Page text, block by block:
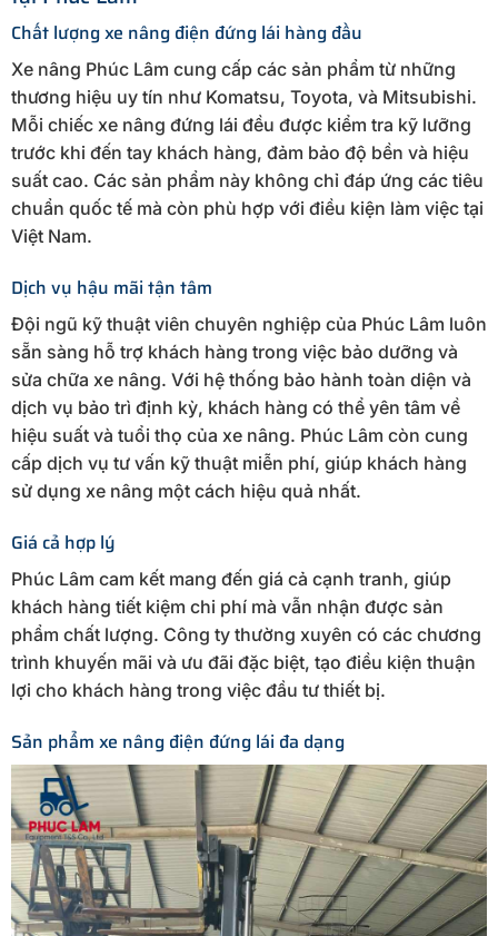
Chất lượng xe nâng điện đứng lái hàng đầu
Xe nâng Phúc Lâm cung cấp các sản phẩm từ những
thương hiệu uy tín như Komatsu, Toyota, và Mitsubishi.
Mỗi chiếc xe nâng đứng lái đều được kiểm tra kỹ lưỡng
trước khi đến tay khách hàng, đảm bảo độ bền và hiệu
suất cao. Các sản phẩm này không chỉ đáp ứng các tiêu
chuẩn quốc tế mà còn phù hợp với điều kiện làm việc tại
Việt Nam.
Dịch vụ hậu mãi tận tâm
Đội ngũ kỹ thuật viên chuyên nghiệp của Phúc Lâm luôn
sẵn sàng hỗ trợ khách hàng trong việc bảo dưỡng và
sửa chữa xe nâng. Với hệ thống bảo hành toàn diện và
dịch vụ bảo trì định kỳ, khách hàng có thể yên tâm về
hiệu suất và tuổi thọ của xe nâng. Phúc Lâm còn cung
cấp dịch vụ tư vấn kỹ thuật miễn phí, giúp khách hàng
sử dụng xe nâng một cách hiệu quả nhất.
Giá cả hợp lý
Phúc Lâm cam kết mang đến giá cả cạnh tranh, giúp
khách hàng tiết kiệm chi phí mà vẫn nhận được sản
phẩm chất lượng. Công ty thường xuyên có các chương
trình khuyến mãi và ưu đãi đặc biệt, tạo điều kiện thuận
lợi cho khách hàng trong việc đầu tư thiết bị.
Sản phẩm xe nâng điện đứng lái đa dạng